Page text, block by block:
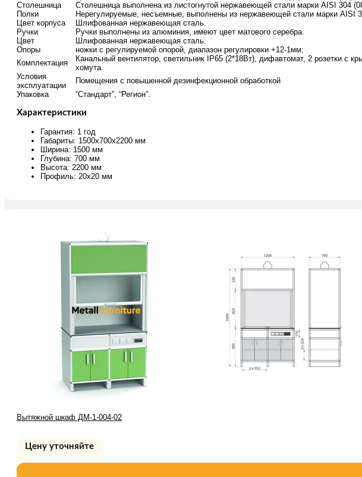
Столешница
Столешница выполнена из листогнутой нержавеющей стали марки AISI 304
Полки
Нерегулируемые, несъемные, выполнены из нержавеющей стали марки AISI
Цвет корпуса
Шлифованная нержавеющая сталь.
Ручки
Ручки выполнены из алюминия, имеют цвет матового серебра.
Цвет
Шлифованная нержавеющая сталь.
Опоры
ножки с регулируемой опорой, диапазон регулировки +12-1мм;
Комплектация
Канальный вентилятор, светильник IP65 (2*18Вт), дифавтомат, 2 розетки
хомута.
Условия
эксплуатации
Помещения с повышенной дезинфекционной обработкой
Упаковка
“Стандарт”, “Регион”.
Характеристики
Гарантия: 1 год
Габариты: 1500х700х2200 мм
Ширина: 1500 мм
Глубина: 700 мм
Высота: 2200 мм
Профиль: 20х20 мм
Вытяжной шкаф ДМ-1-004-02
Цену уточняйте